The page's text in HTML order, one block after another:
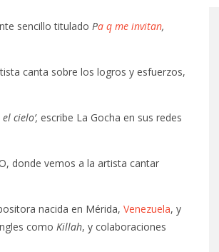
sencillo titulado Pa q me invitan,
canta sobre los logros y esfuerzos,
cielo’, escribe La Gocha en sus redes
donde vemos a la artista cantar
nacida en Mérida, Venezuela, y
como Killah, y colaboraciones